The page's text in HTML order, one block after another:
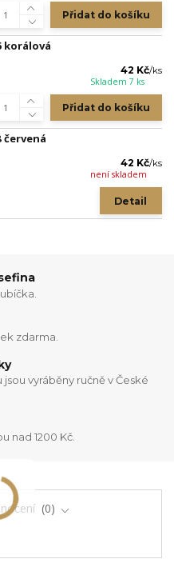
Přidat do košíku
korálová
42 Kč/ks
Skladem 7 ks
Přidat do košíku
červená
42 Kč/ks
není skladem
Detail
zdarma.
vyráběny ručně v České
nad 1200 Kč.
0